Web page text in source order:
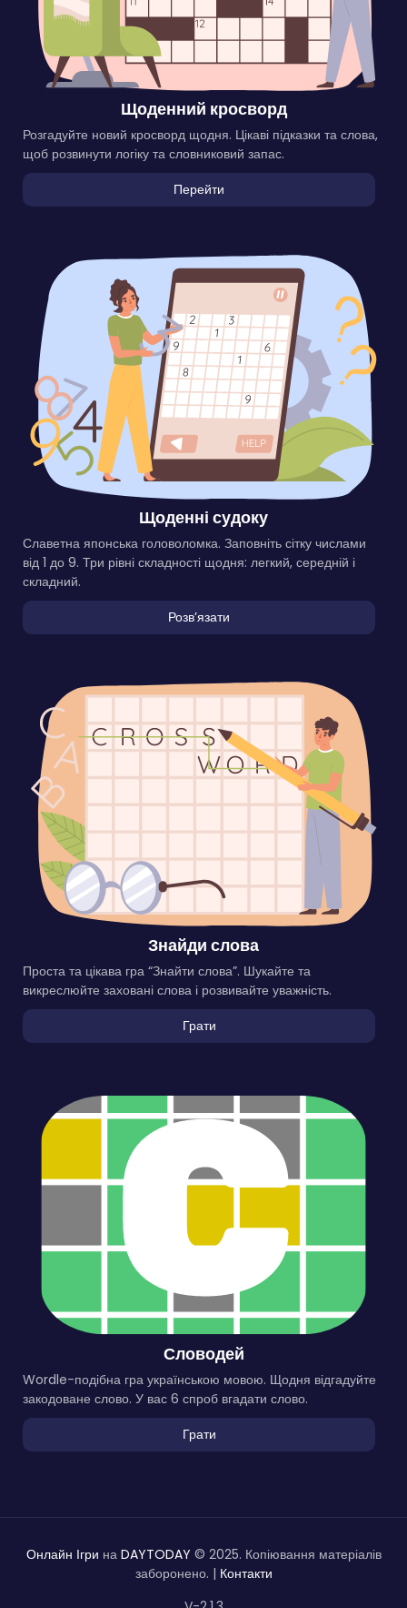
Щоденний кросворд
Розгадуйте новий кросворд щодня. Цікаві підказки та слова,
щоб розвинути логіку та словниковий запас.
Перейти
Щоденні судоку
Славетна японська головоломка. Заповніть сітку числами
від 1 до 9. Три рівні складності щодня: легкий, середній і
складний.
Розвʼязати
Знайди слова
Проста та цікава гра “Знайти слова”. Шукайте та
викреслюйте заховані слова і розвивайте уважність.
Грати
Словодей
Wordle-подібна гра українською мовою. Щодня відгадуйте
закодоване слово. У вас 6 спроб вгадати слово.
Грати
Онлайн Ігри на DAYTODAY © 2025. Копіювання матеріалів
заборонено. | Контакти